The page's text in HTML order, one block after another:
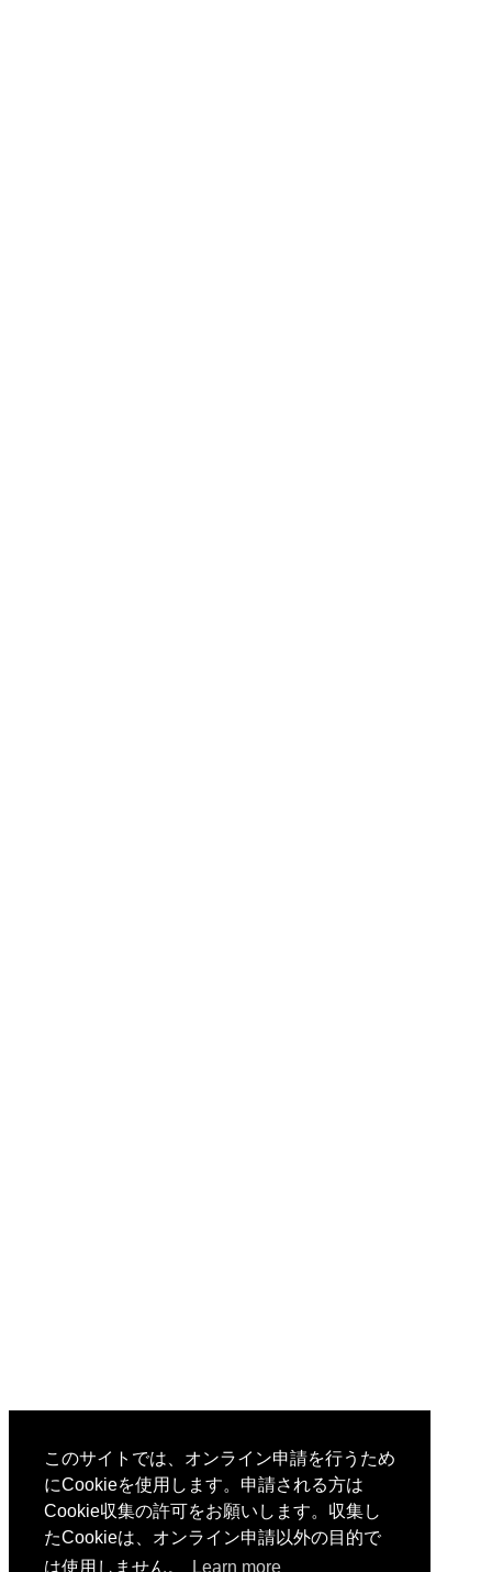
このサイトでは、オンライン申請を行うため
にCookieを使用します。申請される方は
Cookie収集の許可をお願いします。収集し
たCookieは、オンライン申請以外の目的で
は使用しません。
Learn more